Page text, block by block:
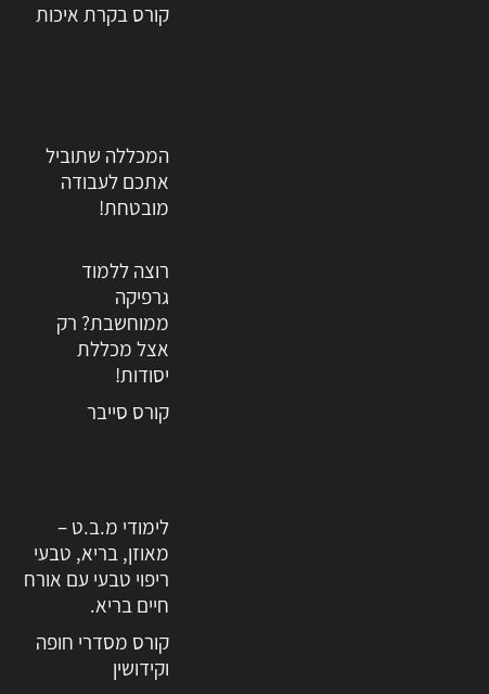
קורס בקרת איכות
המכללה שתוביל
אתכם לעבודה
מובטחת!
רוצה ללמוד
גרפיקה
ממוחשבת? רק
אצל מכללת
יסודות!
קורס סייבר
לימודי מ.ב.ט –
מאוזן, בריא, טבעי
ריפוי טבעי עם אורח
חיים בריא.
קורס מסדרי חופה
וקידושין